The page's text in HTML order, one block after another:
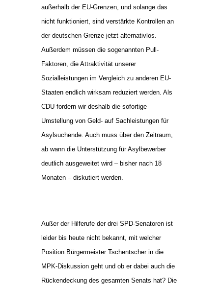
außerhalb der EU-Grenzen, und solange das
nicht funktioniert, sind verstärkte Kontrollen an
der deutschen Grenze jetzt alternativlos.
Außerdem müssen die sogenannten Pull-
Faktoren, die Attraktivität unserer
Sozialleistungen im Vergleich zu anderen EU-
Staaten endlich wirksam reduziert werden. Als
CDU fordern wir deshalb die sofortige
Umstellung von Geld- auf Sachleistungen für
Asylsuchende. Auch muss über den Zeitraum,
ab wann die Unterstützung für Asylbewerber
deutlich ausgeweitet wird – bisher nach 18
Monaten – diskutiert werden.
Außer der Hilferufe der drei SPD-Senatoren ist
leider bis heute nicht bekannt, mit welcher
Position Bürgermeister Tschentscher in die
MPK-Diskussion geht und ob er dabei auch die
Rückendeckung des gesamten Senats hat? Die